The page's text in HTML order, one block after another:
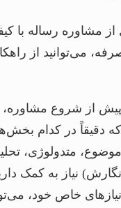
از مشاوره رساله با
می‌توانید از
پیش از شروع
که دقیقاً در کدام
موضوع، متدولوژی،
نگارش) نیاز به کمک
نیازهای خاص خود،